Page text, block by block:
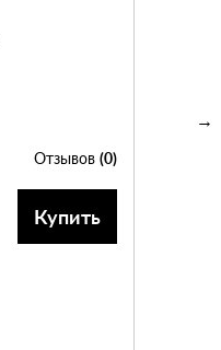
Отзывов (0)
Купить